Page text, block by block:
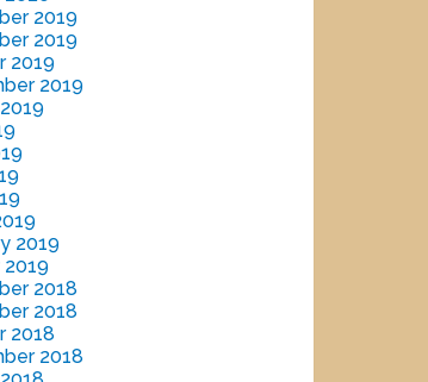
2019
2019
2019
2019
2019
2019
2018
2018
2018
2018